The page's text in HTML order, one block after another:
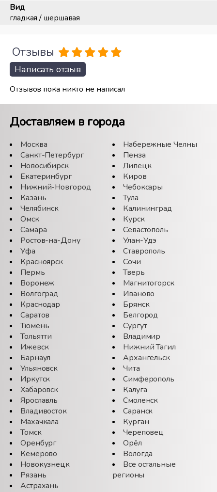
Вид
гладкая / шершавая
Отзывы
Написать отзыв
Отзывов пока никто не написал
Доставляем в города
Москва
Санкт-Петербург
Новосибирск
Екатеринбург
Нижний-Новгород
Казань
Челябинск
Омск
Самара
Ростов-на-Дону
Уфа
Красноярск
Пермь
Воронеж
Волгоград
Краснодар
Саратов
Тюмень
Тольятти
Ижевск
Барнаул
Ульяновск
Иркутск
Хабаровск
Ярославль
Владивосток
Махачкала
Томск
Оренбург
Кемерово
Новокузнецк
Рязань
Астрахань
Набережные Челны
Пенза
Липецк
Киров
Чебоксары
Тула
Калининград
Курск
Севастополь
Улан-Удэ
Ставрополь
Сочи
Тверь
Магнитогорск
Иваново
Брянск
Белгород
Сургут
Владимир
Нижний Тагил
Архангельск
Чита
Симферополь
Калуга
Смоленск
Саранск
Курган
Череповец
Орёл
Вологда
Все остальные
регионы